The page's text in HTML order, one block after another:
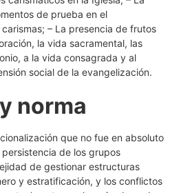
de prueba en el
– La presencia de frutos
la vida sacramental, las
a la vida consagrada y al
social de la evangelización.
norma
que no fue en absoluto
de los grupos
de gestionar estructuras
y estratificación, y los conflictos